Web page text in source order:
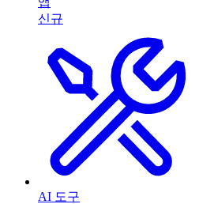
신규
AI 도구